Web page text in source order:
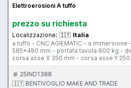
Elettroerosioni A tuffo
prezzo su richiesta
Localizzazione: 🇮🇹 Italia
a tuffo - CNC AGIEMATIC - a
585x480 mm - portata tavola 600 kg -
corsa asse X 350 mm - corsa asse Y
mm - distanza terra/tavola 480-130 mm
15 posti 200 kg max - avanzamenti 720
780x500x220 mm
25IND1388
🇮🇹 BENTIVOGLIO MAKE AND TRADE